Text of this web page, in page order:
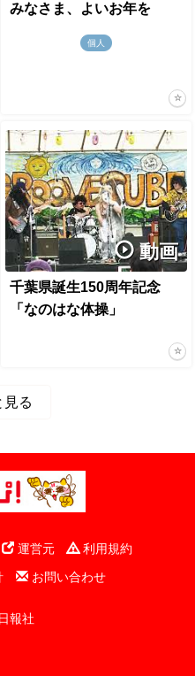
みなさま、よいお年を
個人
動画
千葉県誕生150周年記念
「なのはな体操」
見る
運営元
利用規約
お問い合わせ
報社